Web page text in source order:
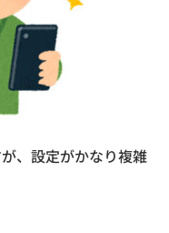
、設定がかなり複雑